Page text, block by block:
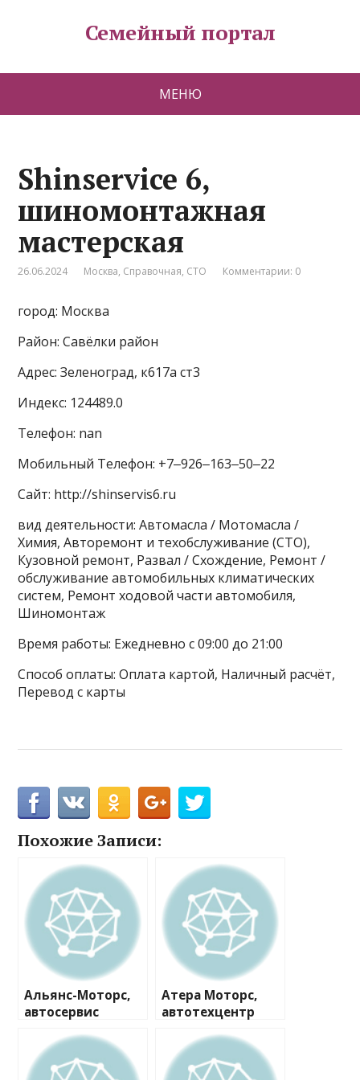
Семейный портал
МЕНЮ
Shinservice 6,
шиномонтажная
мастерская
26.06.2024 Москва, Справочная, СТО Комментарии: 0
город: Москва
Район: Савёлки район
Адрес: Зеленоград, к617а ст3
Индекс: 124489.0
Телефон: nan
Мобильный Телефон: +7‒926‒163‒50‒22
Сайт: http://shinservis6.ru
вид деятельности: Автомасла / Мотомасла /
Химия, Авторемонт и техобслуживание (СТО),
Кузовной ремонт, Развал / Схождение, Ремонт /
обслуживание автомобильных климатических
систем, Ремонт ходовой части автомобиля,
Шиномонтаж
Время работы: Ежедневно с 09:00 до 21:00
Способ оплаты: Оплата картой, Наличный расчёт,
Перевод с карты
Похожие Записи:
Альянс-Моторс,
автосервис
Атера Моторс,
автотехцентр